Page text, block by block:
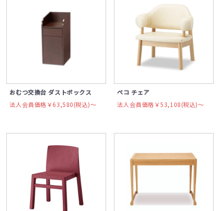
おむつ交換台 ダストボックス
法人会員価格￥63,580(税込)〜
ペコ チェア
法人会員価格￥53,108(税込)〜